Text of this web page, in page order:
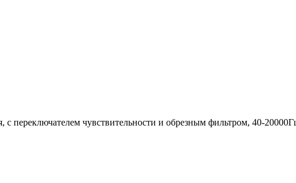
чувствительности и обрезным фильтром, 40-